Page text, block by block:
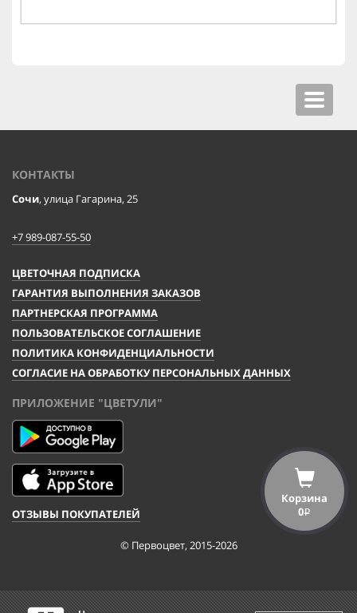
Toggle
КОНТАКТЫ
Сочи, улица Гагарина, 25
+7 989-087-55-50
ЦВЕТОЧНАЯ ПОДПИСКА
ГАРАНТИЯ ВЫПОЛНЕНИЯ ЗАКАЗОВ
ПАРТНЕРСКАЯ ПРОГРАММА
ПОЛЬЗОВАТЕЛЬСКОЕ СОГЛАШЕНИЕ
ПОЛИТИКА КОНФИДЕНЦИАЛЬНОСТИ
СОГЛАСИЕ НА ОБРАБОТКУ ПЕРСОНАЛЬНЫХ ДАННЫХ
ПРИЛОЖЕНИЕ "ЦВЕТУЛИ"
ОТЗЫВЫ ПОКУПАТЕЛЕЙ
© Первоцвет, 2015-2026
Корзина
0i